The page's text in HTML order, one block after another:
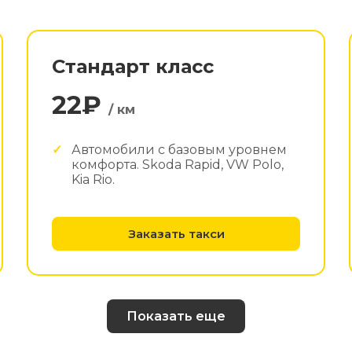
Стандарт класс
22₽ / км
Автомобили с базовым уровнем
комфорта. Skoda Rapid, VW Polo,
Kia Rio.
Заказать такси
Показать еще